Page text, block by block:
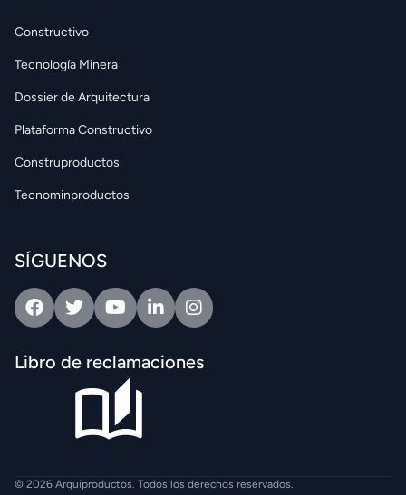
Constructivo
Tecnología Minera
Dossier de Arquitectura
Plataforma Constructivo
Construproductos
Tecnominproductos
SÍGUENOS
FacebookTwitterYoutubeLinkedinIntagram
Libro de reclamaciones
© 2026 Arquiproductos. Todos los derechos reservados.